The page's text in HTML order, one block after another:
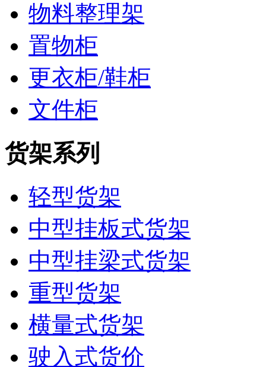
物料整理架
置物柜
更衣柜/鞋柜
文件柜
货架系列
轻型货架
中型挂板式货架
中型挂梁式货架
重型货架
横量式货架
驶入式货价